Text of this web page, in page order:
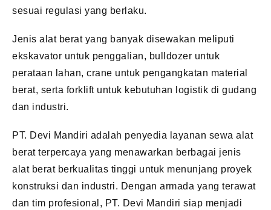
sesuai regulasi yang berlaku.
Jenis alat berat yang banyak disewakan meliputi
ekskavator untuk penggalian, bulldozer untuk
perataan lahan, crane untuk pengangkatan material
berat, serta forklift untuk kebutuhan logistik di gudang
dan industri.
PT. Devi Mandiri adalah penyedia layanan sewa alat
berat terpercaya yang menawarkan berbagai jenis
alat berat berkualitas tinggi untuk menunjang proyek
konstruksi dan industri. Dengan armada yang terawat
dan tim profesional, PT. Devi Mandiri siap menjadi